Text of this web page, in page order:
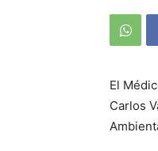
El
Carlos